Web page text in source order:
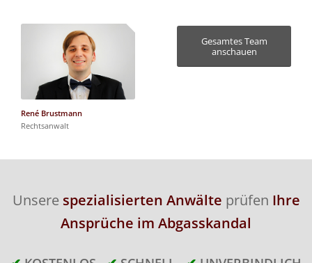
René Brustmann
Rechtsanwalt
Gesamtes Team
anschauen
Unsere spezialisierten Anwälte prüfen Ihre
Ansprüche im Abgasskandal